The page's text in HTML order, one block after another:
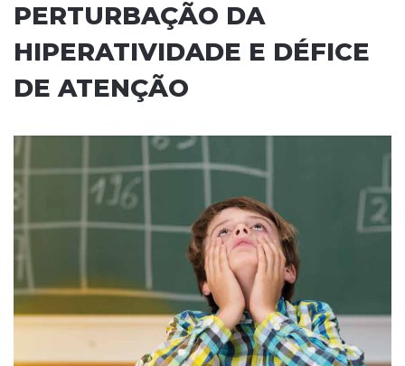
PERTURBAÇÃO DA
HIPERATIVIDADE E DÉFICE
DE ATENÇÃO